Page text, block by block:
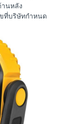
นหลัง
ที่บริษัทกำหนด